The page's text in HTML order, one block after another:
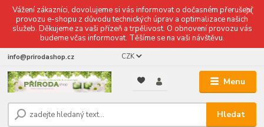
Vážení zákazníci, dovolujeme si vás informovat o dočasném přerušení
provozu e-shopu z důvodu technických úprav a optimalizace našich
služeb. Děkujeme za vaši přízeň a trpělivost. O obnovení provozu vás
budeme včas informovat. Těšíme se na vaši návštěvu.
Menu
CZK
Hledat
info@prirodashop.cz